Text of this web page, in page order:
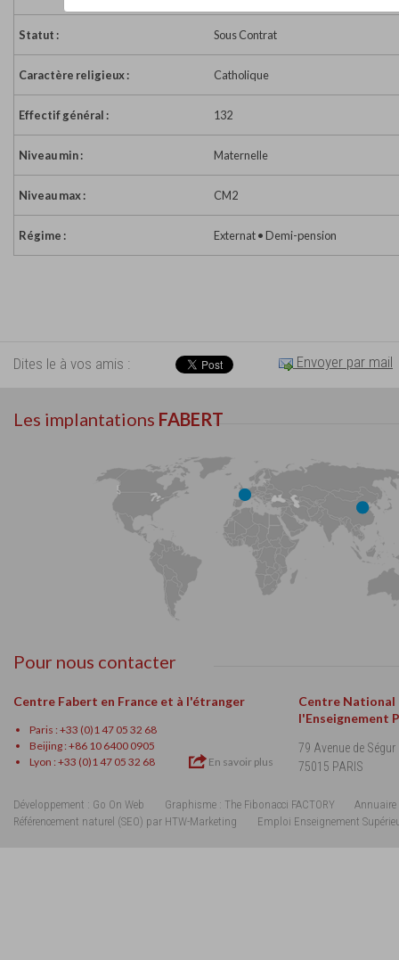
Statut : Sous Contrat
Caractère religieux : Catholique
Effectif général : 132
Niveau min : Maternelle
Niveau max : CM2
Régime : Externat • Demi-pension
Dites le à vos amis : Envoyer par mail
Les implantations FABERT
Pour nous contacter
Centre Fabert en France et à l'étranger
Paris : +33 (0)1 47 05 32 68
Beijing : +86 10 6400 0905
Lyon : +33 (0)1 47 05 32 68
En savoir plus
Centre National
l'Enseignement
79 Avenue de Ségur
75015 PARIS
Développement : Go On Web Graphisme : The Fibonacci FACTORY
Annuaire
Référencement naturel (SEO) par HTW-Marketing
Emploi Enseignement